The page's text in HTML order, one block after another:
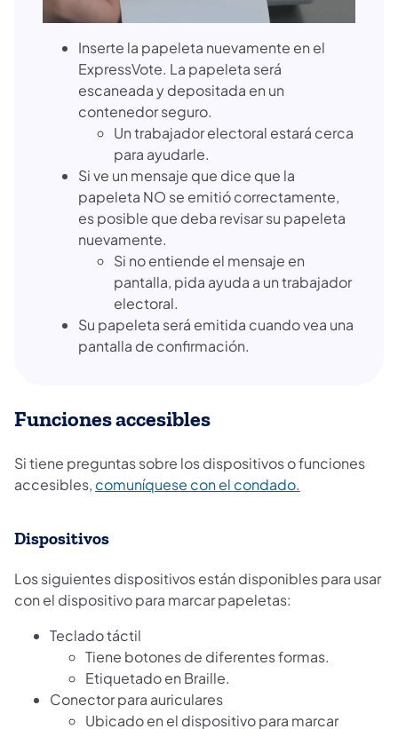
Inserte la papeleta nuevamente en el
ExpressVote. La papeleta será
escaneada y depositada en un
contenedor seguro.
Un trabajador electoral estará cerca
para ayudarle.
Si ve un mensaje que dice que la
papeleta NO se emitió correctamente,
es posible que deba revisar su papeleta
nuevamente.
Si no entiende el mensaje en
pantalla, pida ayuda a un trabajador
electoral.
Su papeleta será emitida cuando vea una
pantalla de confirmación.
Funciones accesibles
Si tiene preguntas sobre los dispositivos o funciones
accesibles, comuníquese con el condado.
Dispositivos
Los siguientes dispositivos están disponibles para usar
con el dispositivo para marcar papeletas:
Teclado táctil
Tiene botones de diferentes formas.
Etiquetado en Braille.
Conector para auriculares
Ubicado en el dispositivo para marcar